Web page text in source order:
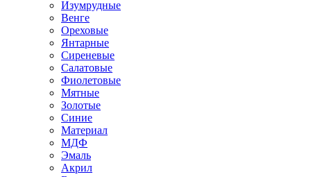
Изумрудные
Венге
Ореховые
Янтарные
Сиреневые
Салатовые
Фиолетовые
Мятные
Золотые
Синие
Материал
МДФ
Эмаль
Акрил